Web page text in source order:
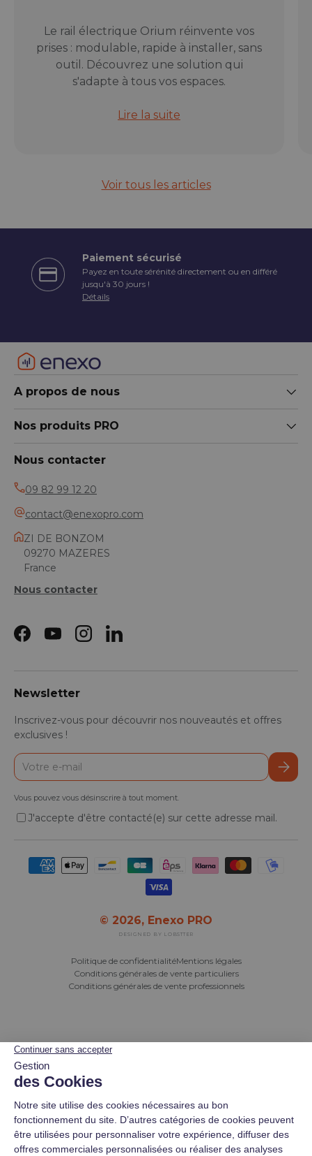
Le rail électrique Orium réinvente vos
prises : modulable, rapide à installer, sans
outil. Découvrez une solution qui
s'adapte à tous vos espaces.
Rail électrique modulable Orium :
Lire la suite
Voir tous les articles
Paiement sécurisé
Payez en toute sérénité directement ou en différé
jusqu'à 30 jours !
Détails
A propos de nous
Nos produits PRO
Nous contacter
09 82 99 12 20
contact@enexopro.com
ZI DE BONZOM
09270 MAZERES
France
Nous contacter
Facebook
YouTubeInstagramLinkedIn
Newsletter
Inscrivez-vous pour découvrir nos nouveautés et offres
exclusives !
E-mail
Vous pouvez vous désinscrire à tout moment.
J'accepte d'être contacté(e) sur cette adresse mail.
Moyens de paiement acceptés
© 2026, Enexo PRO
DESIGNED BY LOBSTTER
Politique de confidentialitéMentions légales
Conditions générales de vente particuliers
Conditions générales de vente professionnels